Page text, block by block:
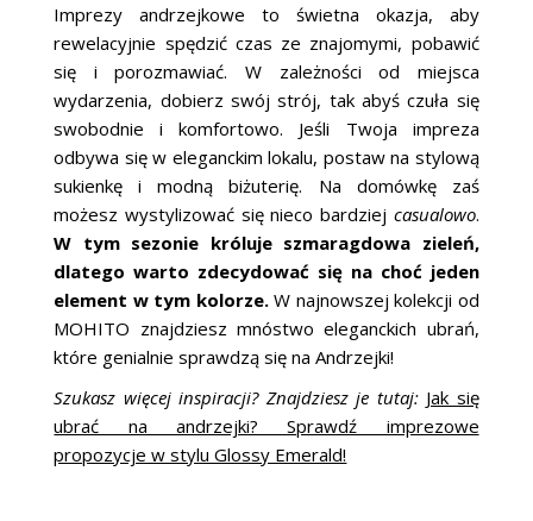
Imprezy andrzejkowe to świetna okazja, aby
rewelacyjnie spędzić czas ze znajomymi, pobawić
się i porozmawiać. W zależności od miejsca
wydarzenia, dobierz swój strój, tak abyś czuła się
swobodnie i komfortowo. Jeśli Twoja impreza
odbywa się w eleganckim lokalu, postaw na stylową
sukienkę i modną biżuterię. Na domówkę zaś
możesz wystylizować się nieco bardziej casualowo.
W tym sezonie króluje szmaragdowa zieleń,
dlatego warto zdecydować się na choć jeden
element w tym kolorze.W najnowszej kolekcji od
MOHITO znajdziesz mnóstwo eleganckich ubrań,
które genialnie sprawdzą się na Andrzejki!
Szukasz więcej inspiracji? Znajdziesz je tutaj: Jak się
ubrać na andrzejki? Sprawdź imprezowe
propozycje w stylu Glossy Emerald!